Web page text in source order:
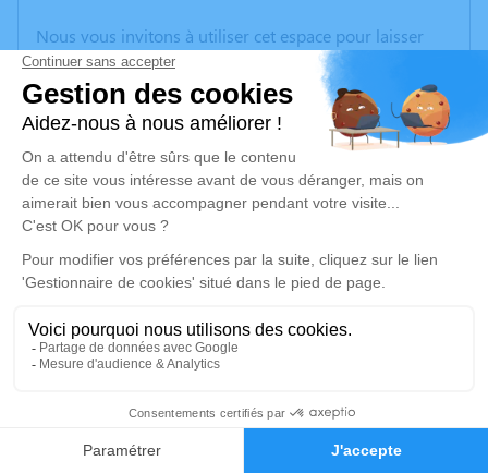
Faire-part Hommages
Nous vous invitons à utiliser cet espace pour laisser
vos condoléances, partager des photos souvenirs, une
anecdote ou exprimer vos pensées à travers des
poèmes ou des textes. Cet endroit est un lieu
d'expression dédié à honorer la mémoire de Gilberte
CHANDUMONT.
Un service de plantation d’arbre hommage est
disponible ici
Cérémonie religieuse
Église de Évaux-les-Bains
23110 Évaux-les-Bains